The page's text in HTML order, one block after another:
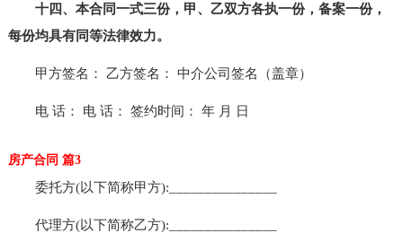
十四、本合同一式三份，甲、乙双方各执一份，备案一份，
每份均具有同等法律效力。
甲方签名： 乙方签名： 中介公司签名（盖章）
电 话： 电 话： 签约时间： 年 月 日
房产合同 篇3
委托方(以下简称甲方):_______________
代理方(以下简称乙方):_______________